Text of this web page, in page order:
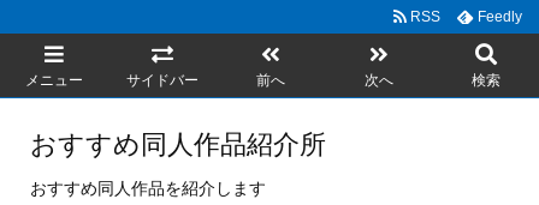
メニュー サイドバー 前へ 次へ 検索
RSS Feedly
おすすめ同人作品紹介所
おすすめ同人作品を紹介します